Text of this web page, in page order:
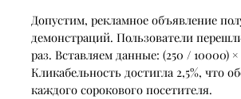
Допустим, рекламное объявление
демонстраций. Пользователи
раз. Вставляем данные: (250 / 10000) ×
Кликабельность достигла 2,5%, что
каждого сорокового посетителя.